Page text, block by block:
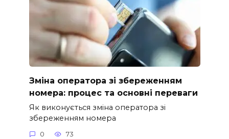
Зміна оператора зі збереженням
номера: процес та основні переваги
Як виконується зміна оператора зі
збереженням номера
0 73